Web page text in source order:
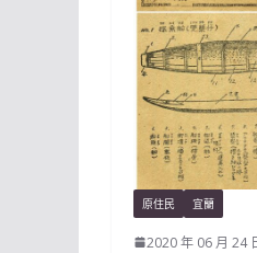
原住民 宜蘭
2020 年 06 月 24